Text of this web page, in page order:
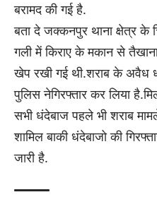
बरामद की गई है.
बता दे जक्कनपुर थाना क्षेत्र के
गली में किराए के मकान से
खेप रखी गई थी.शराब के अवैध
पुलिस नेगिरफ्तार कर लिया
सभी धंदेबाज पहले भी शराब
शामिल बाकी धंदेबाजो की
जारी है.